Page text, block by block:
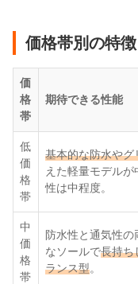
価格帯別の特徴
価
格
帯
期待できる性能
低
価
格
帯
基本的な防水やグ
えた軽量モデルが
性は中程度。
中
価
格
帯
防水性と通気性の
なソールで長持ち
ランス型。